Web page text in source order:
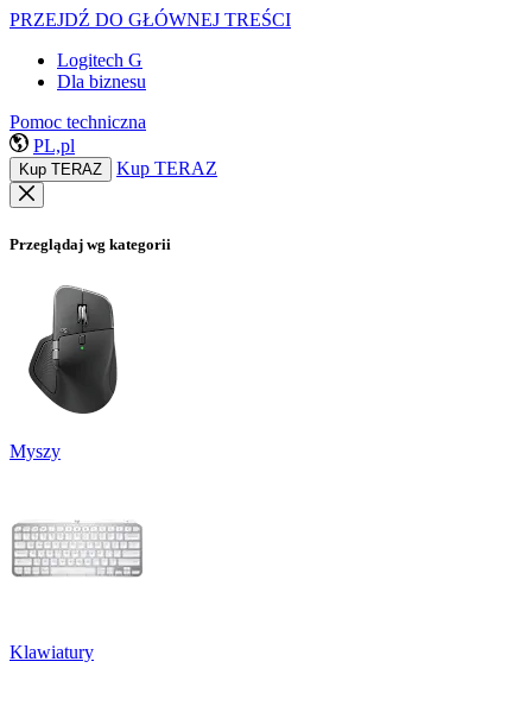
PRZEJDŹ DO GŁÓWNEJ TREŚCI
Logitech G
Dla biznesu
Pomoc techniczna
PL,pl
Kup TERAZ Kup TERAZ
Przeglądaj wg kategorii
Myszy
Klawiatury